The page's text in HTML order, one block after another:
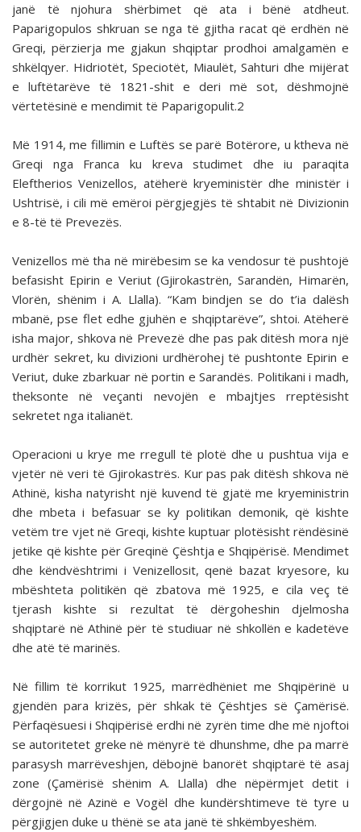
janë të njohura shërbimet që ata i bënë atdheut.
Paparigopulos shkruan se nga të gjitha racat që erdhën në
Greqi, përzierja me gjakun shqiptar prodhoi amalgamën e
shkëlqyer. Hidriotët, Speciotët, Miaulët, Sahturi dhe mijërat
e luftëtarëve të 1821-shit e deri më sot, dëshmojnë
vërtetësinë e mendimit të Paparigopulit.2
Më 1914, me fillimin e Luftës se parë Botërore, u ktheva në
Greqi nga Franca ku kreva studimet dhe iu paraqita
Eleftherios Venizellos, atëherë kryeministër dhe ministër i
Ushtrisë, i cili më emëroi përgjegjës të shtabit në Divizionin
e 8-të të Prevezës.
Venizellos më tha në mirëbesim se ka vendosur të pushtojë
befasisht Epirin e Veriut (Gjirokastrën, Sarandën, Himarën,
Vlorën, shënim i A. Llalla). “Kam bindjen se do t’ia dalësh
mbanë, pse flet edhe gjuhën e shqiptarëve”, shtoi. Atëherë
isha major, shkova në Prevezë dhe pas pak ditësh mora një
urdhër sekret, ku divizioni urdhërohej të pushtonte Epirin e
Veriut, duke zbarkuar në portin e Sarandës. Politikani i madh,
theksonte në veçanti nevojën e mbajtjes rreptësisht
sekretet nga italianët.
Operacioni u krye me rregull të plotë dhe u pushtua vija e
vjetër në veri të Gjirokastrës. Kur pas pak ditësh shkova në
Athinë, kisha natyrisht një kuvend të gjatë me kryeministrin
dhe mbeta i befasuar se ky politikan demonik, që kishte
vetëm tre vjet në Greqi, kishte kuptuar plotësisht rëndësinë
jetike që kishte për Greqinë Çështja e Shqipërisë. Mendimet
dhe këndvështrimi i Venizellosit, qenë bazat kryesore, ku
mbështeta politikën që zbatova më 1925, e cila veç të
tjerash kishte si rezultat të dërgoheshin djelmosha
shqiptarë në Athinë për të studiuar në shkollën e kadetëve
dhe atë të marinës.
Në fillim të korrikut 1925, marrëdhëniet me Shqipërinë u
gjendën para krizës, për shkak të Çështjes së Çamërisë.
Përfaqësuesi i Shqipërisë erdhi në zyrën time dhe më njoftoi
se autoritetet greke në mënyrë të dhunshme, dhe pa marrë
parasysh marrëveshjen, dëbojnë banorët shqiptarë të asaj
zone (Çamërisë shënim A. Llalla) dhe nëpërmjet detit i
dërgojnë në Azinë e Vogël dhe kundërshtimeve të tyre u
përgjigjen duke u thënë se ata janë të shkëmbyeshëm.